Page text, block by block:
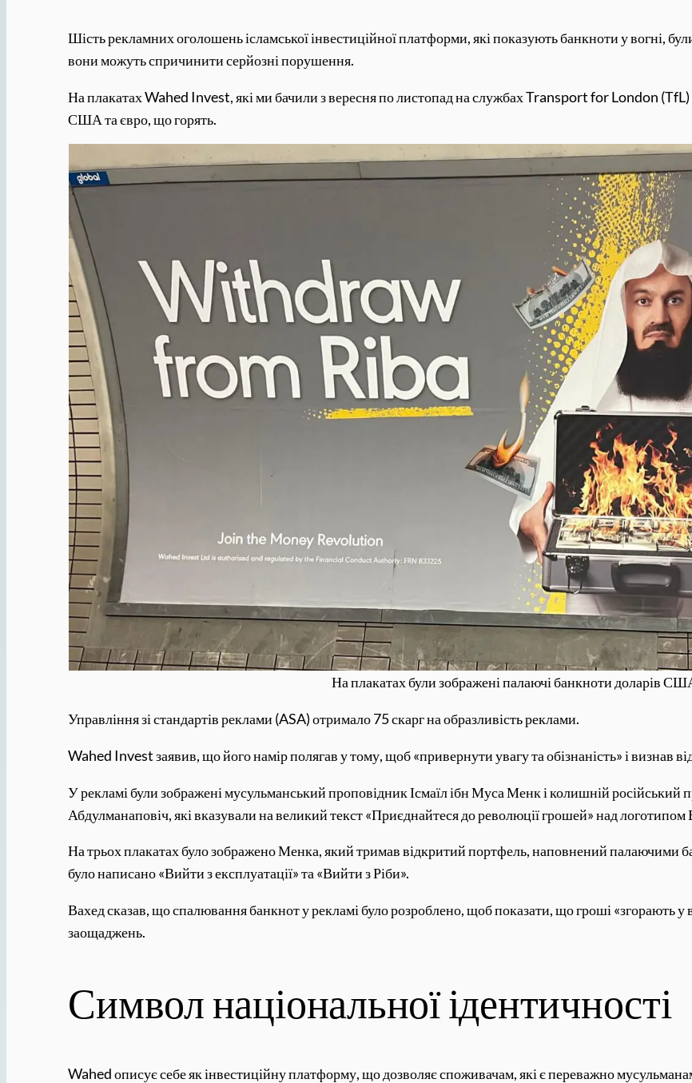
Шість рекламних оголошень ісламської інвестиційної платформи, які показують банкноти у вогні,
вони можуть спричинити серйозні порушення.
На плакатах Wahed Invest, які ми бачили з вересня по листопад на службах Transport for London (TfL)
США та євро, що горять.
На плакатах були зображені палаючі банкноти доларів
Управління зі стандартів реклами (ASA) отримало 75 скарг на образливість реклами.
Wahed Invest заявив, що його намір полягав у тому, щоб «привернути увагу та обізнаність» і визнав
У рекламі були зображені мусульманський проповідник Ісмаїл ібн Муса Менк і колишній
Абдулманаповіч, які вказували на великий текст «Приєднайтеся до революції грошей» над логотипом
На трьох плакатах було зображено Менка, який тримав відкритий портфель, наповнений палаючими
було написано «Вийти з експлуатації» та «Вийти з Ріби».
Вахед сказав, що спалювання банкнот у рекламі було розроблено, щоб показати, що гроші «згорають у
заощаджень.
Символ національної ідентичності
Wahed описує себе як інвестиційну платформу, що дозволяє споживачам, які є переважно